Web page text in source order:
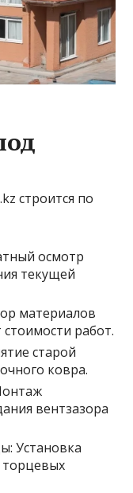
строится по
осмотр
текущей
материалов
работ.
старой
ковра.
вентзазора
Установка
торцевых